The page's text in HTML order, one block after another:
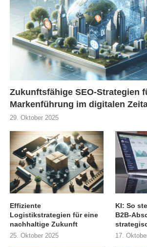
Zukunftsfähige SEO-Strategien
Markenführung im digitalen
29. Oktober 2025
Effiziente
Logistikstrategien für eine
nachhaltige Zukunft
25. Oktober 2025
KI: So
B2B-
17.